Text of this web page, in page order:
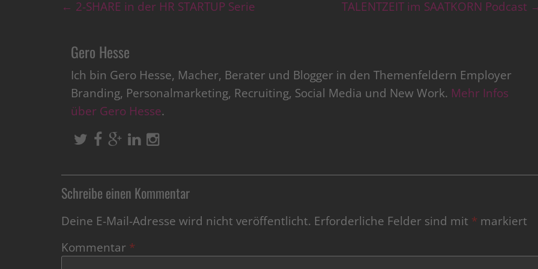
← 2-SHARE in der HR STARTUP Serie TALENTZEIT im SAATKORN Podcast
Gero Hesse
Ich bin Gero Hesse, Macher, Berater und Blogger in den Themenfeldern Employer
Branding, Personalmarketing, Recruiting, Social Media und New Work. Mehr Infos
über Gero Hesse.
Schreibe einen Kommentar
Deine E-Mail-Adresse wird nicht veröffentlicht. Erforderliche Felder sind mit * markiert
Kommentar *